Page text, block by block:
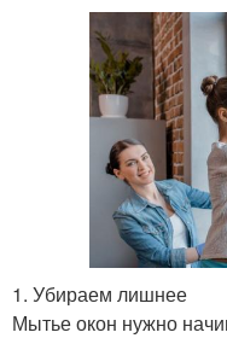
1. Убираем лишнее
Мытье окон нужно